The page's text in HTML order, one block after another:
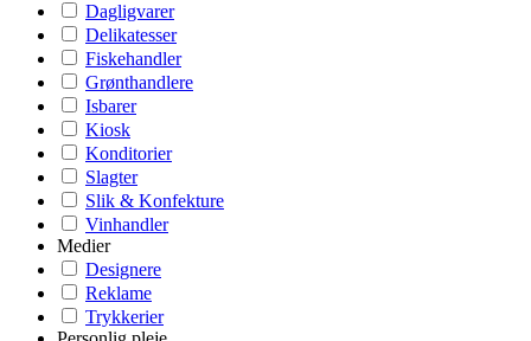
Dagligvarer
Delikatesser
Fiskehandler
Grønthandlere
Isbarer
Kiosk
Konditorier
Slagter
Slik & Konfekture
Vinhandler
Medier
Designere
Reklame
Trykkerier